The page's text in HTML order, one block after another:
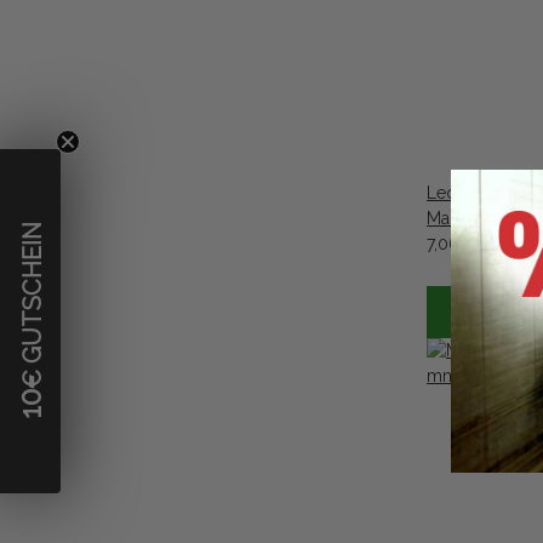
Ledergriff für
Marksman,
7,06 €*
10
€ GUTSCHEIN